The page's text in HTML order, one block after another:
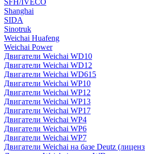
SFH/IVECO
Shanghai
SIDA
Sinotruk
Weichai Huafeng
Weichai Power
Двигатели Weichai WD10
Двигатели Weichai WD12
Двигатели Weichai WD615
Двигатели Weichai WP10
Двигатели Weichai WP12
Двигатели Weichai WP13
Двигатели Weichai WP17
Двигатели Weichai WP4
Двигатели Weichai WP6
Двигатели Weichai WP7
Двигатели Weichai на базе Deutz